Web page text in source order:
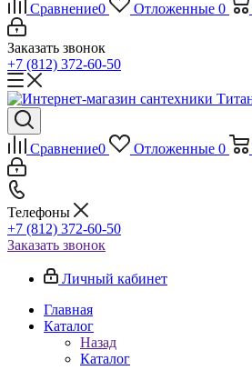
Сравнение0 Отложенные 0
Заказать звонок
+7 (812) 372-60-50
Сравнение0 Отложенные 0
Телефоны
+7 (812) 372-60-50
Заказать звонок
Личный кабинет
Главная
Каталог
Назад
Каталог